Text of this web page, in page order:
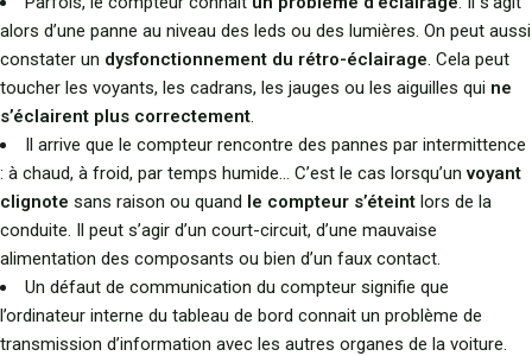
alors d’une panne au niveau des leds ou des lumières. On peut aussi
constater un dysfonctionnement du rétro-éclairage. Cela peut
toucher les voyants, les cadrans, les jauges ou les aiguilles qui ne
s’éclairent plus correctement.
Il arrive que le compteur rencontre des pannes par intermittence
: à chaud, à froid, par temps humide… C’est le cas lorsqu’unvoyant
clignote sans raison ou quand le compteur s’éteint lors de la
conduite. Il peut s’agir d’un court-circuit, d’une mauvaise
alimentation des composants ou bien d’un faux contact.
Un défaut de communication du compteur signifie que
l’ordinateur interne du tableau de bord connait un problème de
transmission d’information avec les autres organes de la voiture.